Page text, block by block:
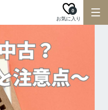
お気に入り
0